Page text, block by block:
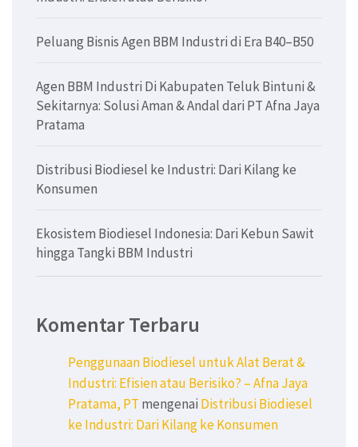
Peluang Bisnis Agen BBM Industri di Era B40–B50
Agen BBM Industri Di Kabupaten Teluk Bintuni &
Sekitarnya: Solusi Aman & Andal dari PT Afna Jaya
Pratama
Distribusi Biodiesel ke Industri: Dari Kilang ke
Konsumen
Ekosistem Biodiesel Indonesia: Dari Kebun Sawit
hingga Tangki BBM Industri
Komentar Terbaru
Penggunaan Biodiesel untuk Alat Berat &
Industri: Efisien atau Berisiko? – Afna Jaya
Pratama, PT mengenai Distribusi Biodiesel
ke Industri: Dari Kilang ke Konsumen